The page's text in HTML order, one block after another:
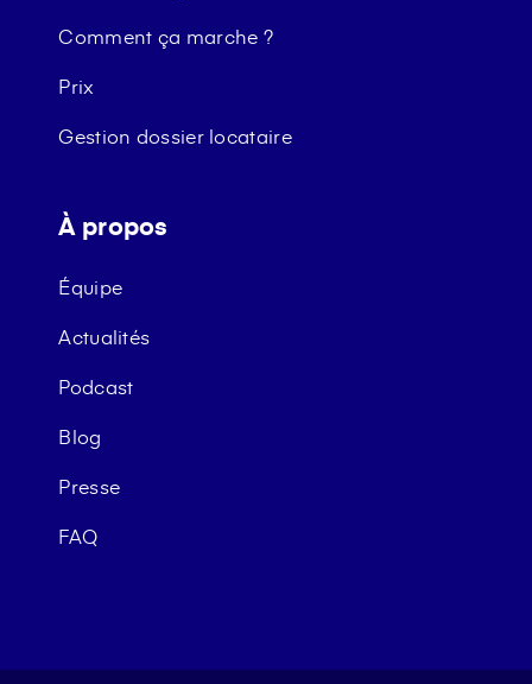
Comment ça marche ?
Prix
Gestion dossier locataire
À propos
Équipe
Actualités
Podcast
Blog
Presse
FAQ